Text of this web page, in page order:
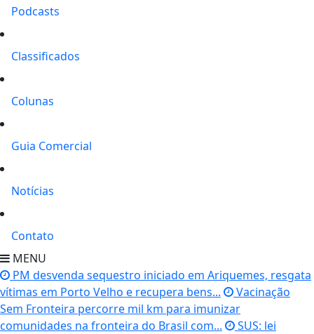
Podcasts
Classificados
Colunas
Guia Comercial
Notícias
Contato
MENU
PM desvenda sequestro iniciado em Ariquemes, resgata
vítimas em Porto Velho e recupera bens...
Vacinação
Sem Fronteira percorre mil km para imunizar
comunidades na fronteira do Brasil com...
SUS: lei